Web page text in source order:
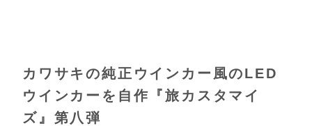
カワサキの純正ウインカー風のLED
ウインカーを自作『旅カスタマイ
ズ』第八弾